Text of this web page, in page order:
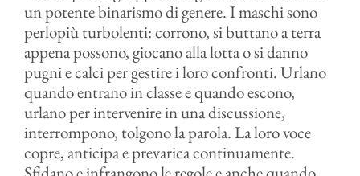
un potente binarismo di genere. I maschi sono
perlopiù turbolenti: corrono, si buttano a terra
appena possono, giocano alla lotta o si danno
pugni e calci per gestire i loro confronti. Urlano
quando entrano in classe e quando escono,
urlano per intervenire in una discussione,
interrompono, tolgono la parola. La loro voce
copre, anticipa e prevarica continuamente.